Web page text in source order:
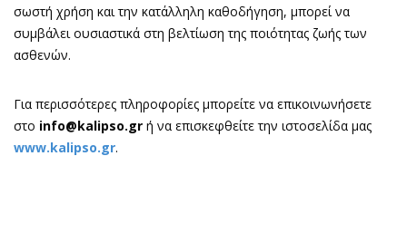
σωστή χρήση και την κατάλληλη καθοδήγηση, μπορεί να
συμβάλει ουσιαστικά στη βελτίωση της ποιότητας ζωής των
ασθενών.
Για περισσότερες πληροφορίες μπορείτε να επικοινωνήσετε
στο info@kalipso.gr ή να επισκεφθείτε την ιστοσελίδα μας
www.kalipso.gr.